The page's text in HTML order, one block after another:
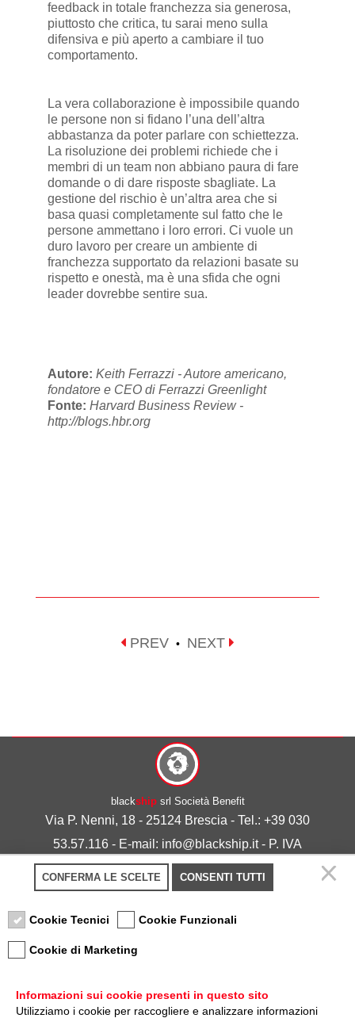
feedback in totale franchezza sia generosa,
piuttosto che critica, tu sarai meno sulla
difensiva e più aperto a cambiare il tuo
comportamento.
La vera collaborazione è impossibile quando
le persone non si fidano l’una dell’altra
abbastanza da poter parlare con schiettezza.
La risoluzione dei problemi richiede che i
membri di un team non abbiano paura di fare
domande o di dare risposte sbagliate. La
gestione del rischio è un’altra area che si
basa quasi completamente sul fatto che le
persone ammettano i loro errori. Ci vuole un
duro lavoro per creare un ambiente di
franchezza supportato da relazioni basate su
rispetto e onestà, ma è una sfida che ogni
leader dovrebbe sentire sua.
Autore: Keith Ferrazzi - Autore americano,
fondatore e CEO di Ferrazzi Greenlight
Fonte: Harvard Business Review -
http://blogs.hbr.org
PREV • NEXT
blackshipsrl Società Benefit
Via P. Nenni, 18 - 25124 Brescia - Tel.: +39 030
53.57.116 - E-mail: info@blackship.it - P. IVA
03492980986
Privacy policy-Cookie policy
CONFERMA LE SCELTE CONSENTI TUTTI
Cookie Tecnici Cookie Funzionali
Cookie di Marketing
Informazioni sui cookie presenti in questo sito
Utilizziamo i cookie per raccogliere e analizzare informazioni